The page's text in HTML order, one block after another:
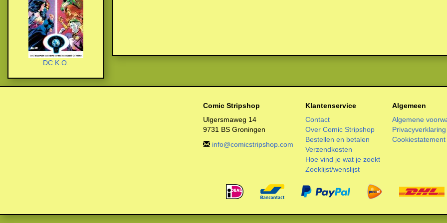
DC K.O.
Comic Stripshop
Ulgersmaweg 14
9731 BS Groningen
info@comicstripshop.com
Klantenservice
Contact
Over Comic Stripshop
Bestellen en betalen
Verzendkosten
Hoe vind je wat je zoekt
Zoeklijst/wenslijst
Algemeen
Algemene
Privacyverklaring
Cookiestatement